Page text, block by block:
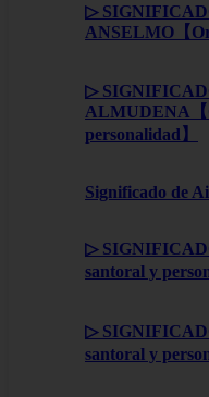
▷
ANSELMO【
▷
ALMUDENA【
personalidad】
Significado de
▷
santoral y
▷
santoral y